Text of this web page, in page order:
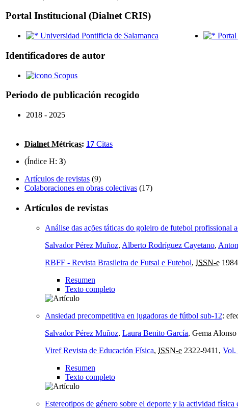
Portal Institucional (Dialnet CRIS)
Universidad Pontificia de Salamanca
Identificadores de autor
Scopus
Periodo de publicación recogido
2018 - 2025
Dialnet Métricas: 17 Citas
(Índice H: 3)
Artículos de revistas (9)
Colaboraciones en obras colectivas (17)
Artículos de revistas
Análise das ações táticas do goleiro de futebol profissional
Salvador Pérez Muñoz, Alberto Rodríguez Cayetano,
RBFF - Revista Brasileira de Futsal e Futebol, ISSN-e
Resumen
Texto completo
Ansiedad precompetitiva en jugadoras de fútbol sub-12:
Salvador Pérez Muñoz, Laura Benito García, Gema
Viref Revista de Educación Física, ISSN-e 2322-9411, Vol.
Resumen
Texto completo
Estereotipos de género sobre el deporte y la actividad física